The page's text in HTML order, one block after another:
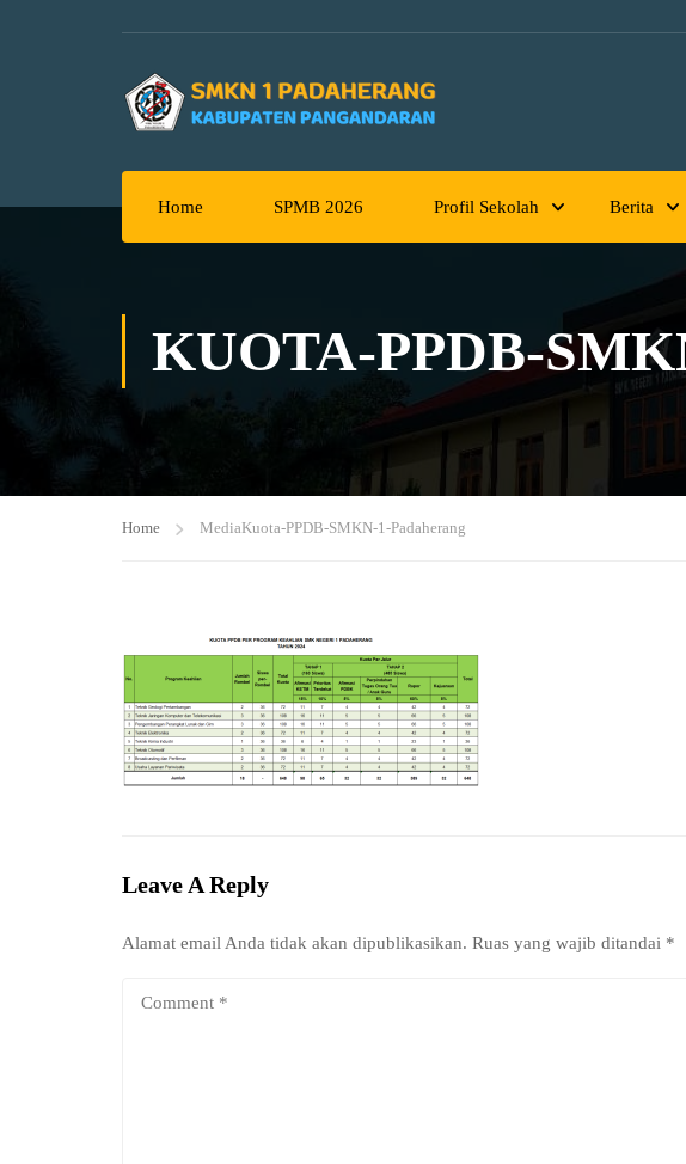
Home SPMB 2026 Profil Sekolah Berita
KUOTA-PPDB-
Home MediaKuota-PPDB-SMKN-1-Padaherang
Leave A Reply
Alamat email Anda tidak akan dipublikasikan. Ruas yang wajib ditandai *